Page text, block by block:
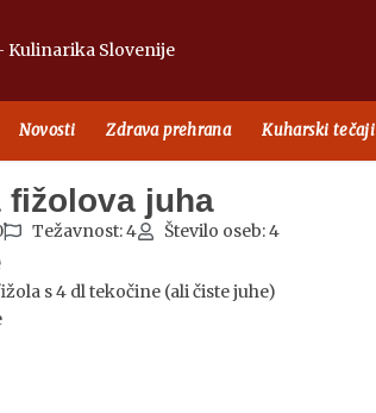
Novosti Zdrava prehrana Kuharski tečaji
fižolova juha
Težavnost: 4 Število oseb: 4
s 4 dl tekočine (ali čiste juhe)